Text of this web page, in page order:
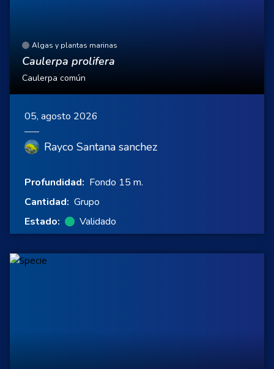
Algas y plantas marinas
Caulerpa prolifera
Caulerpa común
05, agosto 2026
Rayco Santana sanchez
Profundidad: Fondo 15 m.
Cantidad: Grupo
Estado:
Validado